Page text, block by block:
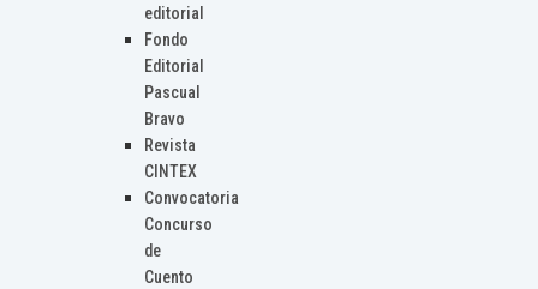
editorial
Fondo
Editorial
Pascual
Bravo
Revista
CINTEX
Convocatoria
Concurso
de
Cuento